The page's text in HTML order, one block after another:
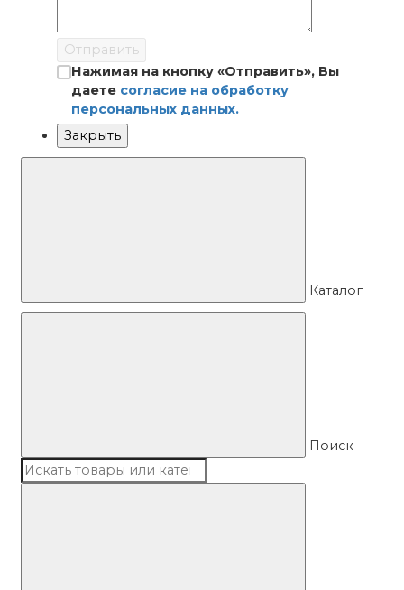
Отправить
Нажимая на кнопку «Отправить», Вы
даете согласие на обработку
персональных данных.
Закрыть
Каталог
Поиск